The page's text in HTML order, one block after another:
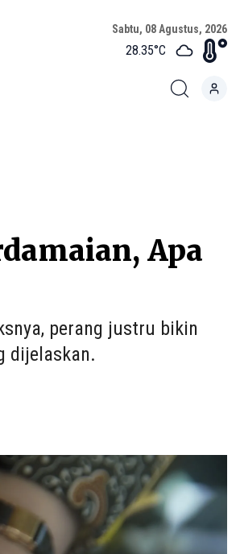
Sabtu, 08 Agustus, 2026
28.35°C
Apa
perang justru bikin
dijelaskan.